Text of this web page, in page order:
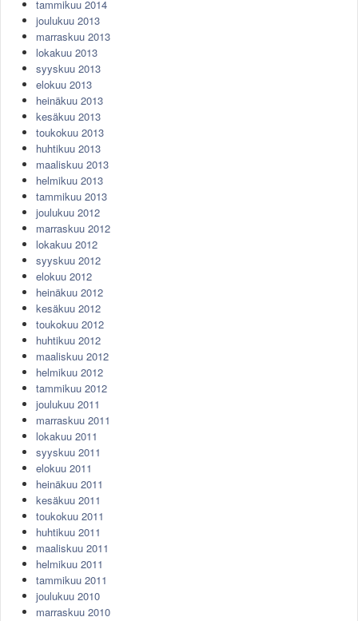
tammikuu 2014
joulukuu 2013
marraskuu 2013
lokakuu 2013
syyskuu 2013
elokuu 2013
heinäkuu 2013
kesäkuu 2013
toukokuu 2013
huhtikuu 2013
maaliskuu 2013
helmikuu 2013
tammikuu 2013
joulukuu 2012
marraskuu 2012
lokakuu 2012
syyskuu 2012
elokuu 2012
heinäkuu 2012
kesäkuu 2012
toukokuu 2012
huhtikuu 2012
maaliskuu 2012
helmikuu 2012
tammikuu 2012
joulukuu 2011
marraskuu 2011
lokakuu 2011
syyskuu 2011
elokuu 2011
heinäkuu 2011
kesäkuu 2011
toukokuu 2011
huhtikuu 2011
maaliskuu 2011
helmikuu 2011
tammikuu 2011
joulukuu 2010
marraskuu 2010